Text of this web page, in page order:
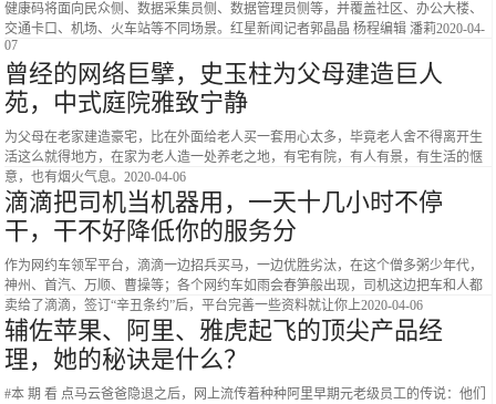
健康码将面向民众侧、数据采集员侧、数据管理员侧等，并覆盖社区、办公大楼、
交通卡口、机场、火车站等不同场景。红星新闻记者郭晶晶 杨程编辑 潘莉2020-04-
07
曾经的网络巨擘，史玉柱为父母建造巨人
苑，中式庭院雅致宁静
为父母在老家建造豪宅，比在外面给老人买一套用心太多，毕竟老人舍不得离开生
活这么就得地方，在家为老人造一处养老之地，有宅有院，有人有景，有生活的惬
意，也有烟火气息。2020-04-06
滴滴把司机当机器用，一天十几小时不停
干，干不好降低你的服务分
作为网约车领军平台，滴滴一边招兵买马，一边优胜劣汰，在这个僧多粥少年代，
神州、首汽、万顺、曹操等；各个网约车如雨会春笋般出现，司机这边把车和人都
卖给了滴滴，签订“辛丑条约”后，平台完善一些资料就让你上2020-04-06
辅佐苹果、阿里、雅虎起飞的顶尖产品经
理，她的秘诀是什么？
#本 期 看 点马云爸爸隐退之后，网上流传着种种阿里早期元老级员工的传说：他们